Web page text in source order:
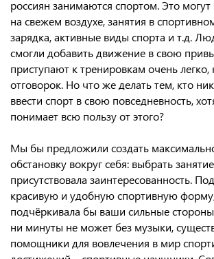
россиян занимаются спортом. Это
на свежем воздухе, занятия в
зарядка, активные виды спорта и т.д.
смогли добавить движение в свою
приступают к тренировкам очень
отговорок. Но что же делать тем, кто
ввести спорт в свою повседневность,
понимает всю пользу от этого?
Мы бы предложили создать
обстановку вокруг себя: выбрать
присутствовала заинтересованность.
красивую и удобную спортивную
подчёркивала бы ваши сильные
ни минуты не может без музыки,
помощники для вовлечения в мир